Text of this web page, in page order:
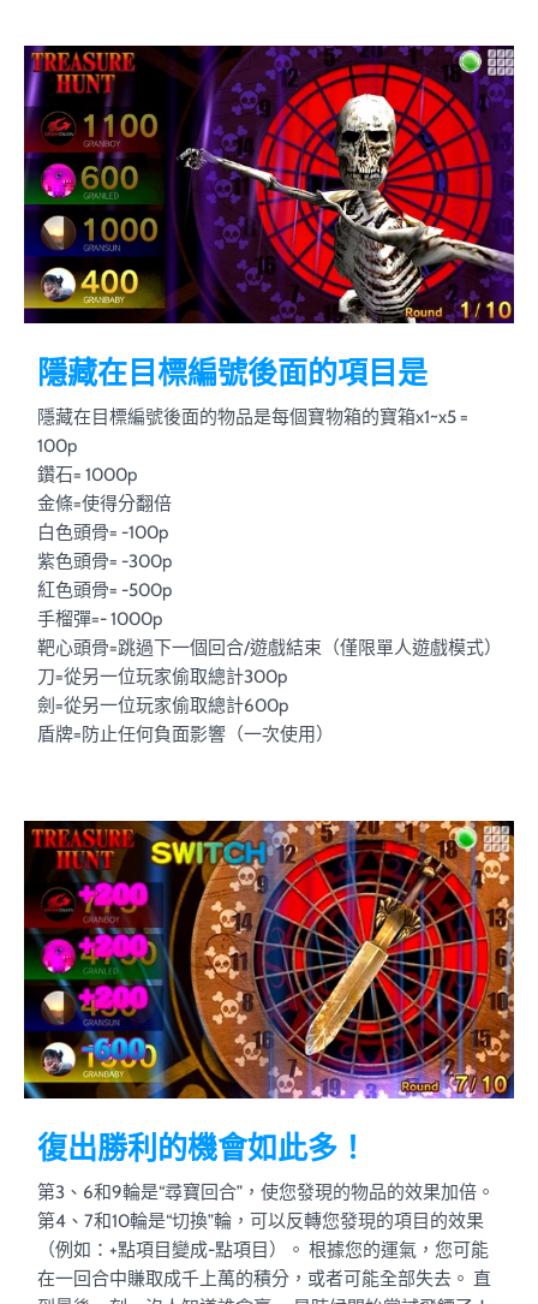
隱藏在目標編號後面的項目是
隱藏在目標編號後面的物品是每個寶物箱的寶箱x1~x5 =
100p
鑽石= 1000p
金條=使得分翻倍
白色頭骨= -100p
紫色頭骨= -300p
紅色頭骨= -500p
手榴彈=- 1000p
靶心頭骨=跳過下一個回合/遊戲結束（僅限單人遊戲模式）
刀=從另一位玩家偷取總計300p
劍=從另一位玩家偷取總計600p
盾牌=防止任何負面影響（一次使用）
復出勝利的機會如此多！
第3、6和9輪是“尋寶回合”，使您發現的物品的效果加倍。
第4、7和10輪是“切換”輪，可以反轉您發現的項目的效果
（例如：+點項目變成-點項目）。 根據您的運氣，您可能
在一回合中賺取成千上萬的積分，或者可能全部失去。 直